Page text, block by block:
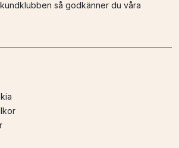
så godkänner du våra